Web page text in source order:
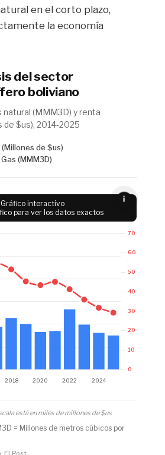
en el corto plazo,
la economía
del sector
boliviano
natural (MMM3D) y renta
$us), 2014-2025
de $us)
(MMM3D)
Gráfico interactivo
para ver los datos exactos
i
está en miles de millones de $us
= Millones de metros cúbicos por
El Post